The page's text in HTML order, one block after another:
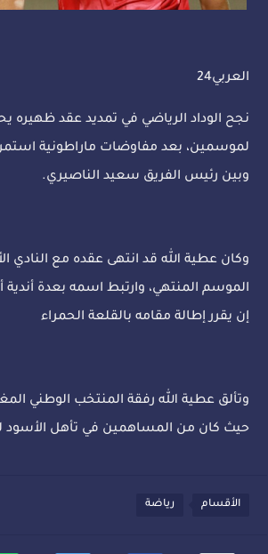
العربي24
نجح الوداد الرياضي في تمديد عقد ظهيره
لموسمين، بعد مفاوضات ماراطونية
وبين رئيس الفريق سعيد الناصيري.
وكان عطية الله قد انتهى عقده مع النادي
الموسم المنتهي، وارتبط اسمه بعدة أندية
إن يقرر إطالة مقامه بالقلعة الحمراء
وتألق عطية الله رفقة المنتخب الوطني
حيث كان من المساهمين في تأهل الأسود
الأقسام رياضة